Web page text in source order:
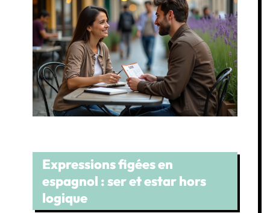
Expressions figées en
espagnol : ser et estar hors
logique